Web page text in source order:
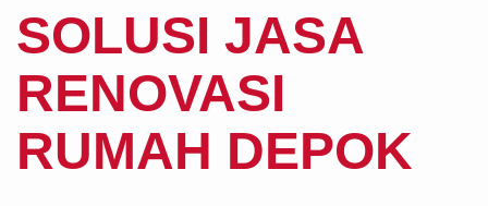
SOLUSI JASA
RENOVASI
RUMAH DEPOK